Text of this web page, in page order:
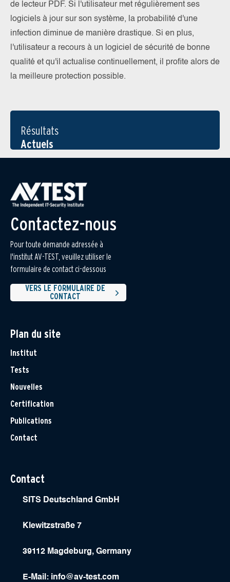
de lecteur PDF. Si l'utilisateur met régulièrement ses
logiciels à jour sur son système, la probabilité d'une
infection diminue de manière drastique. Si en plus,
l'utilisateur a recours à un logiciel de sécurité de bonne
qualité et qu'il actualise continuellement, il profite alors de
la meilleure protection possible.
Résultats
Actuels
Contactez-nous
Pour toute demande adressée à
l'institut AV-TEST, veuillez utiliser le
formulaire de contact ci-dessous
VERS LE FORMULAIRE DE
CONTACT
Plan du site
Institut
Tests
Nouvelles
Certification
Publications
Contact
Contact
SITS Deutschland GmbH
Klewitzstraße 7
39112 Magdeburg, Germany
E-Mail: info@av-test.com